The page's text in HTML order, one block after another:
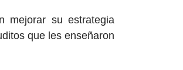
mejorar su estrategia
que les enseñaron